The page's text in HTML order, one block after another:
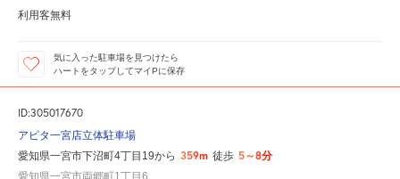
利用客無料
気に入った駐車場を見つけたら
ハートをタップしてマイPに保存
ID:305017670
アピタ一宮店立体駐車場
愛知県一宮市下沼町4丁目19から 359m 徒歩 5～8分
愛知県一宮市両郷町1丁目6